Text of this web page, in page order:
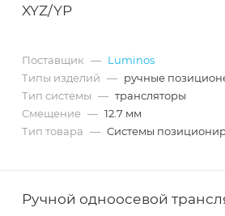
XYZ/YP
Поставщик — Luminos
Типы изделий — ручные
Тип системы — трансляторы
Смещение — 12.7 мм
Тип товара — Системы
Ручной одноосевой